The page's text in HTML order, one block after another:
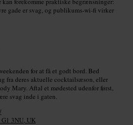
gade er svag, og publikums-wi‑fi virker
for at få et godt bord. Bed
fra deres aktuelle cocktailsæson, eller
Mary. Aftal et mødested udenfor først,
svag inde i gaten.
3NU, UK